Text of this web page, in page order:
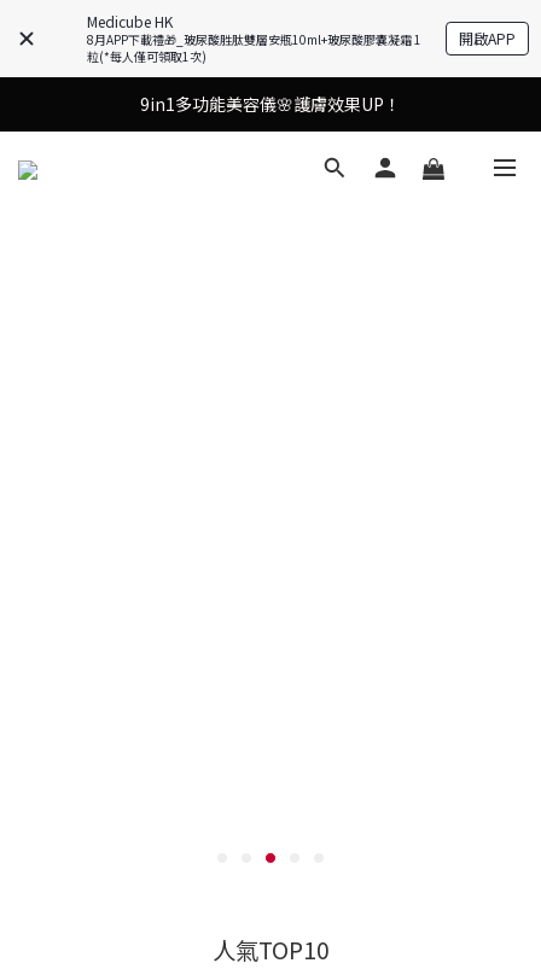
Medicube HK
8月APP下載禮🎁_玻尿酸胜肽雙層安瓶10ml+玻尿酸膠囊凝霜 1
粒(*每人僅可領取1次)
開啟APP
9in1多功能美容儀🌸護膚效果UP！
9in1多功能美容儀🌸護膚效果UP！
油痘肌救星💧玻尿酸58% OFF活動中！
人氣TOP10